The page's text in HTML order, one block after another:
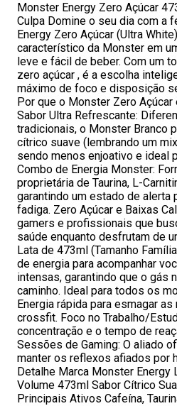
Monster Energy Zero Açúcar
Culpa Domine o seu dia com a
Energy Zero Açúcar (Ultra
característico da Monster em
leve e fácil de beber. Com um
zero açúcar , é a escolha
máximo de foco e disposição
Por que o Monster Zero
Sabor Ultra Refrescante:
tradicionais, o Monster Branco
cítrico suave (lembrando um
sendo menos enjoativo e ideal
Combo de Energia Monster:
proprietária de Taurina, L-
garantindo um estado de alerta
fadiga. Zero Açúcar e Baixas
gamers e profissionais que
saúde enquanto desfrutam de
Lata de 473ml (Tamanho
de energia para acompanhar
intensas, garantindo que o gás
caminho. Ideal para todos os
Energia rápida para esmagar
crossfit. Foco no Trabalho/
concentração e o tempo de
Sessões de Gaming: O aliado
manter os reflexos afiados por
Detalhe Marca Monster Energy
Volume 473ml Sabor Cítrico
Principais Ativos Cafeína,